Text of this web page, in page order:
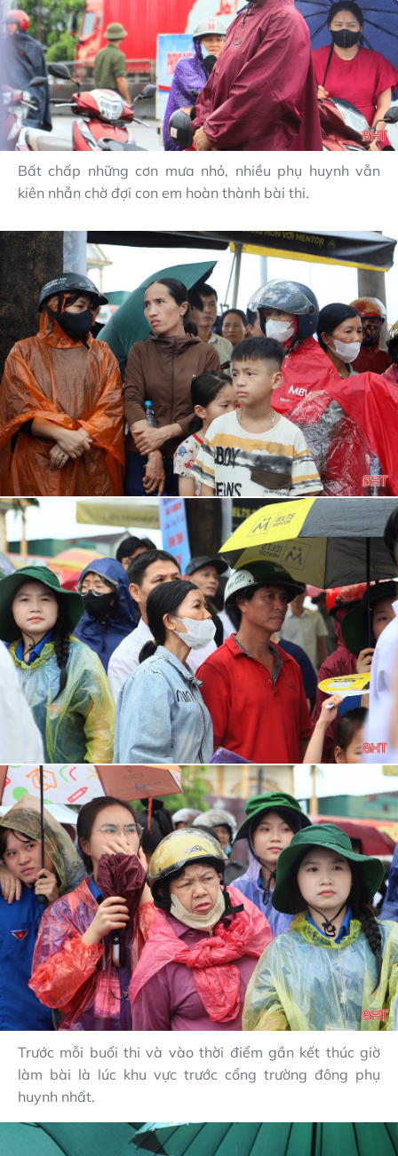
Bất chấp những cơn mưa nhỏ, nhiều phụ huynh vẫn
kiên nhẫn chờ đợi con em hoàn thành bài thi.
Trước mỗi buổi thi và vào thời điểm gần kết thúc giờ
làm bài là lúc khu vực trước cổng trường đông phụ
huynh nhất.